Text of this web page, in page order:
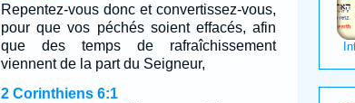
Repentez-vous donc et convertissez-vous,
pour que vos péchés soient effacés, afin
que des temps de rafraîchissement
viennent de la part du Seigneur,
2 Corinthiens 6:1